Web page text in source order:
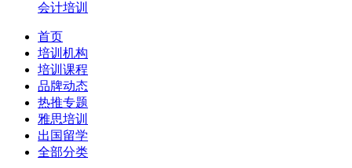
会计培训
首页
培训机构
培训课程
品牌动态
热推专题
雅思培训
出国留学
全部分类